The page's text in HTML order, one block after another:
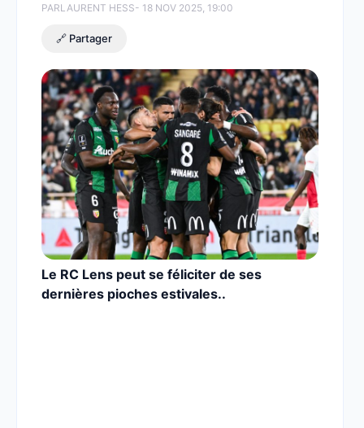
PARLAURENT HESS- 18 NOV 2025, 19:00
🔗 Partager
Le RC Lens peut se féliciter de ses
dernières pioches estivales..